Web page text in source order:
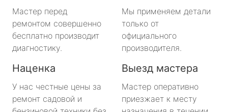
Мастер перед
ремонтом совершенно
бесплатно производит
диагностику.
Мы применяем детали
только от
официального
производителя.
Наценка
У нас честные цены за
ремонт садовой и
Выезд мастера
Мастер оперативно
приезжает к месту